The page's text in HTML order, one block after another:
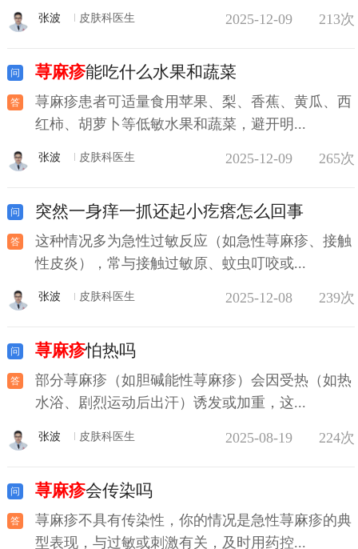
张波 皮肤科医生 2025-12-09 213次
荨麻疹能吃什么水果和蔬菜
荨麻疹患者可适量食用苹果、梨、香蕉、黄瓜、西
红柿、胡萝卜等低敏水果和蔬菜，避开明...
张波 皮肤科医生 2025-12-09 265次
突然一身痒一抓还起小疙瘩怎么回事
这种情况多为急性过敏反应（如急性荨麻疹、接触
性皮炎），常与接触过敏原、蚊虫叮咬或...
张波 皮肤科医生 2025-12-08 239次
荨麻疹怕热吗
部分荨麻疹（如胆碱能性荨麻疹）会因受热（如热
水浴、剧烈运动后出汗）诱发或加重，这...
张波 皮肤科医生 2025-08-19 224次
荨麻疹会传染吗
荨麻疹不具有传染性，你的情况是急性荨麻疹的典
型表现，与过敏或刺激有关，及时用药控...